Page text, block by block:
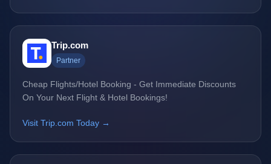
Trip.com
Partner
Cheap Flights/Hotel Booking - Get Immediate Discounts
On Your Next Flight & Hotel Bookings!
Visit Trip.com Today →